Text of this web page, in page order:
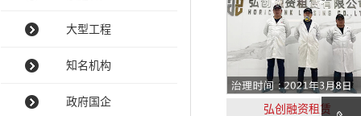
大型工程
知名机构
政府国企
弘创融资租赁